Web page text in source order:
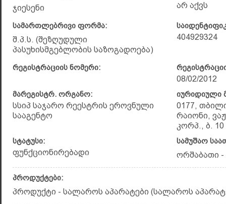
ჯიესენი არ აქვს
სამართლებრივი ფორმა:
შ.პ.ს. (შეზღუდული
პასუხისმგებლობის საზოგადოება)
404929324
რეგისტრაციის ნომერი:
08/02/2012
მარეგისტრ. ორგანო:
სსიპ საჯარო რეესტრის ეროვნული
სააგენტო
იურიდიული
0177,
რაიონი,
კორპ., ბ. 10
სტატუსი:
ფუნქციონირებადი
სამუშაო
ორშაბათი -
პროდუქტები:
პროდუქტი - სალაროს აპარატები (სალაროს